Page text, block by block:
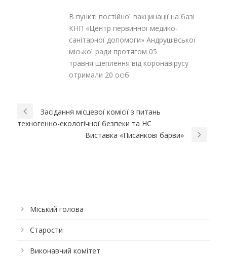
В пункті постійної вакцинації на базі
КНП «Центр первинної медико-
санітарної допомоги» Андрушівської
міської ради протягом 05
травня щеплення від коронавірусу
отримали 20 осіб.
Засідання місцевої комісії з питань
техногенно-екологічної безпеки та НС
Виставка «Писанкові барви»
Міський голова
Старости
Виконавчий комітет